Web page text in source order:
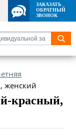
ЗАКАЗАТЬ
ОБРАТНЫЙ
ЗВОНОК
женский
красный,